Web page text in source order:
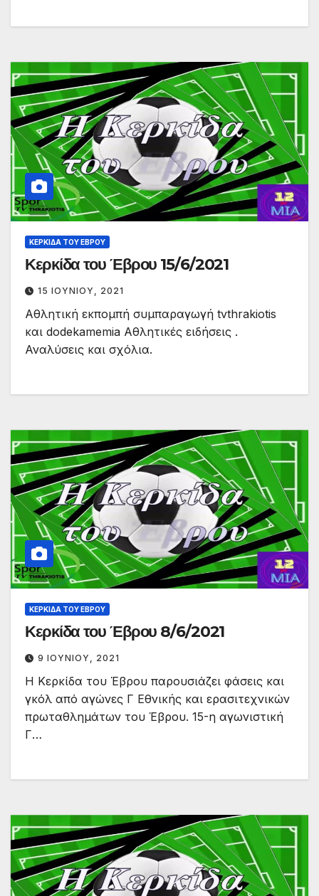
ΚΕΡΚΊΔΑ ΤΟΥ ΈΒΡΟΥ
Κερκίδα του Έβρου 15/6/2021
15 ΙΟΥΝΊΟΥ, 2021
Αθλητική εκπομπή συμπαραγωγή tvthrakiotis
και dodekamemia Αθλητικές ειδήσεις .
Αναλύσεις και σχόλια.
ΚΕΡΚΊΔΑ ΤΟΥ ΈΒΡΟΥ
Κερκίδα του Έβρου 8/6/2021
9 ΙΟΥΝΊΟΥ, 2021
H Κερκίδα του Έβρου παρουσιάζει φάσεις και
γκόλ από αγώνες Γ Εθνικής και ερασιτεχνικών
πρωταθλημάτων του Έβρου. 15-η αγωνιστική
Γ…